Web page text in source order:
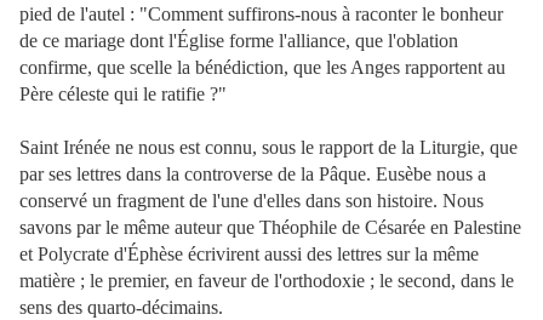
pied de l'autel : "Comment suffirons-nous à raconter le bonheur
de ce mariage dont l'Église forme l'alliance, que l'oblation
confirme, que scelle la bénédiction, que les Anges rapportent au
Père céleste qui le ratifie ?"
Saint Irénée ne nous est connu, sous le rapport de la Liturgie, que
par ses lettres dans la controverse de la Pâque. Eusèbe nous a
conservé un fragment de l'une d'elles dans son histoire. Nous
savons par le même auteur que Théophile de Césarée en Palestine
et Polycrate d'Éphèse écrivirent aussi des lettres sur la même
matière ; le premier, en faveur de l'orthodoxie ; le second, dans le
sens des quarto-décimains.